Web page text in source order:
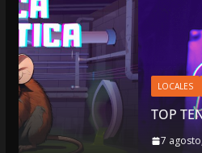
LOCALES OPINIÓN
TOP TEN DEL REPUDIO
7 agosto, 2026